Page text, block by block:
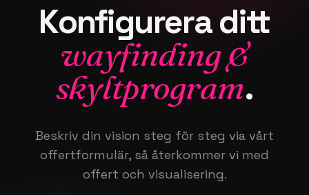
Konfigureraditt
wayfinding &
skyltprogram.
Beskriv din vision steg för steg via vårt
offertformulär, så återkommer vi med
offert och visualisering.